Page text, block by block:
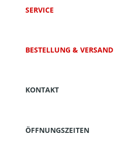
SERVICE
BESTELLUNG & VERSAND
KONTAKT
ÖFFNUNGSZEITEN